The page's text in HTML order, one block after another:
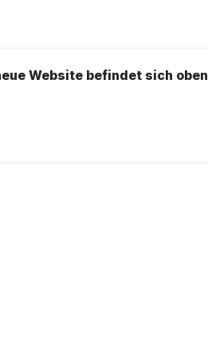
Website befindet sich oben